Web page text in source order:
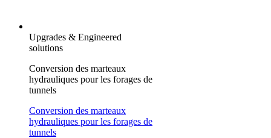
Upgrades & Engineered
solutions
Conversion des marteaux
hydrauliques pour les forages de
tunnels
Conversion des marteaux
hydrauliques pour les forages de
tunnels